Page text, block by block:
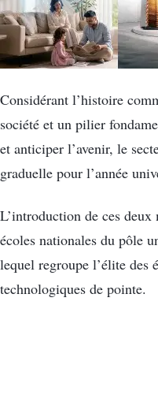
Considérant l’histoire
société et un pilier
et anticiper l’avenir, le
graduelle pour l’année
L’introduction de ces deux
écoles nationales du pôle
lequel regroupe l’élite des
technologiques de pointe.